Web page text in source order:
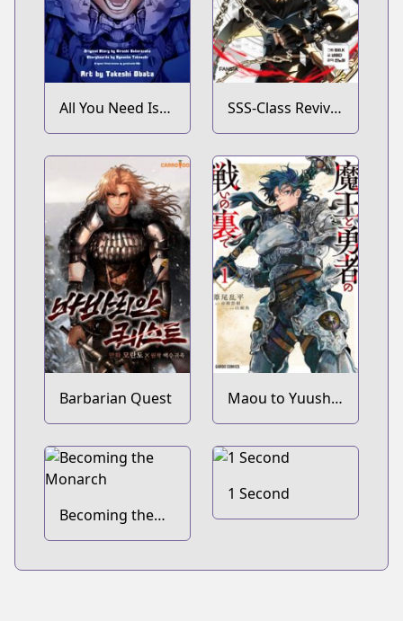
All You Need Is
Kill
SSS-Class Revival
Hunter
Barbarian Quest
Maou to Yuusha
no Tatakai no
Ura de
Becoming the
Monarch
1 Second